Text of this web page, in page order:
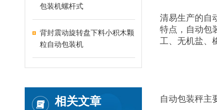
包装机螺杆式
背封震动旋转盘下料小积木颗
粒自动包装机
相关文章
清易生产的自
特点，自动包
工、无机盐、
自动包装秤主